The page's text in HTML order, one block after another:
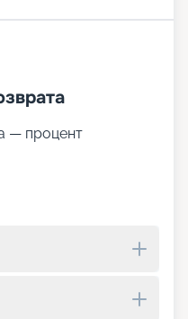
— процент